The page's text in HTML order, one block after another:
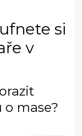
si
v
o mase?